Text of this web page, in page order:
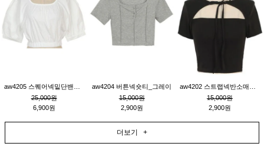
25,000원
6,900원
aw4204 버튼넥숏티_그레이
15,000원
2,900원
15,000원
2,900원
더보기 +